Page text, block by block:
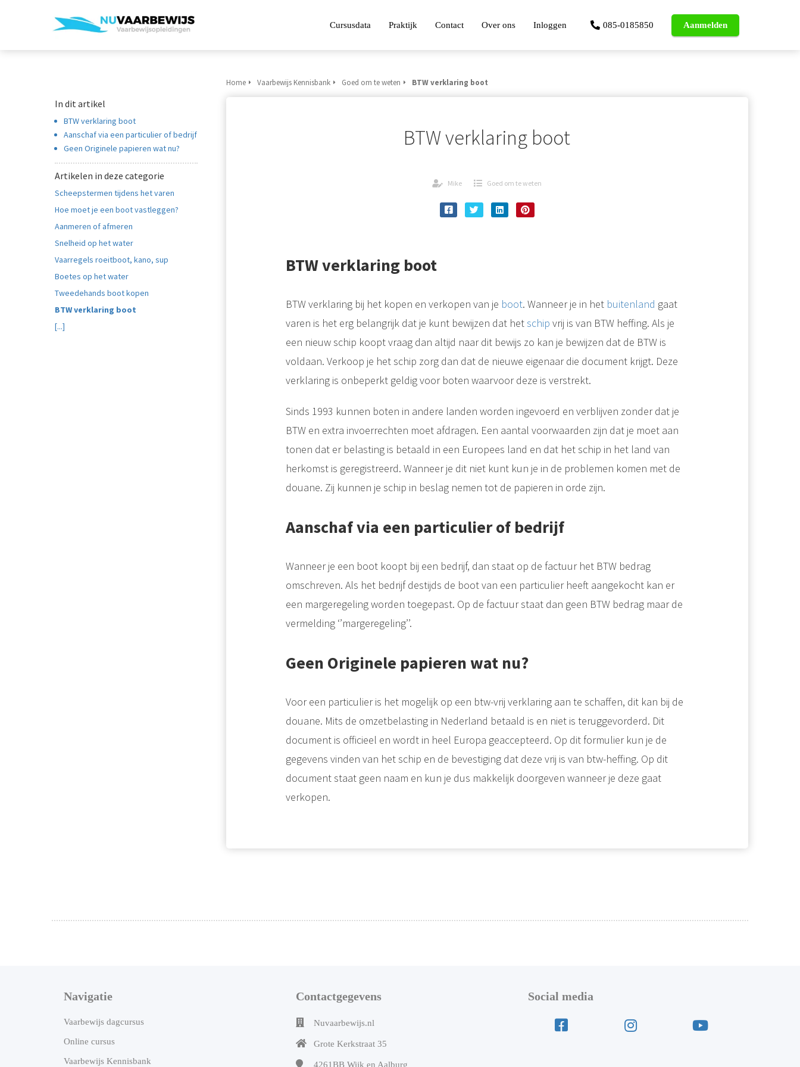
Cursusdata Praktijk Contact Over ons Inloggen 085-0185850 Aanmelden
In dit artikel
BTW verklaring boot
Aanschaf via een particulier of bedrijf
Geen Originele papieren wat nu?
Artikelen in deze categorie
Scheepstermen tijdens het varen
Hoe moet je een boot vastleggen?
Aanmeren of afmeren
Snelheid op het water
Vaarregels roeitboot, kano, sup
Boetes op het water
Tweedehands boot kopen
BTW verklaring boot
[...]
Home Vaarbewijs Kennisbank Goed om te weten BTW verklaring boot
BTW verklaring boot
Mike Goed om te weten
BTW verklaring boot
BTW verklaring bij het kopen en verkopen van je boot. Wanneer je in het buitenland gaat
varen is het erg belangrijk dat je kunt bewijzen dat hetschip vrij is van BTW heffing. Als je
een nieuw schip koopt vraag dan altijd naar dit bewijs zo kan je bewijzen dat de BTW is
voldaan. Verkoop je het schip zorg dan dat de nieuwe eigenaar die document krijgt. Deze
verklaring is onbeperkt geldig voor boten waarvoor deze is verstrekt.
Sinds 1993 kunnen boten in andere landen worden ingevoerd en verblijven zonder dat je
BTW en extra invoerrechten moet afdragen. Een aantal voorwaarden zijn dat je moet aan
tonen dat er belasting is betaald in een Europees land en dat het schip in het land van
herkomst is geregistreerd. Wanneer je dit niet kunt kun je in de problemen komen met de
douane. Zij kunnen je schip in beslag nemen tot de papieren in orde zijn.
Aanschaf via een particulier of bedrijf
Wanneer je een boot koopt bij een bedrijf, dan staat op de factuur het BTW bedrag
omschreven. Als het bedrijf destijds de boot van een particulier heeft aangekocht kan er
een margeregeling worden toegepast. Op de factuur staat dan geen BTW bedrag maar de
vermelding ‘’margeregeling’’.
Geen Originele papieren wat nu?
Voor een particulier is het mogelijk op een btw-vrij verklaring aan te schaffen, dit kan bij de
douane. Mits de omzetbelasting in Nederland betaald is en niet is teruggevorderd. Dit
document is officieel en wordt in heel Europa geaccepteerd. Op dit formulier kun je de
gegevens vinden van het schip en de bevestiging dat deze vrij is van btw-heffing. Op dit
document staat geen naam en kun je dus makkelijk doorgeven wanneer je deze gaat
verkopen.
Navigatie
Vaarbewijs dagcursus
Online cursus
Vaarbewijs Kennisbank
Contactgegevens
Nuvaarbewijs.nl
Grote Kerkstraat 35
4261BB Wijk en Aalburg
Social media